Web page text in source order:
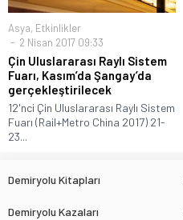
Asya, Etkinlikler
2 Nisan 2017 09:33
Çin Uluslararası Raylı Sistem
Fuarı, Kasım’da Şangay’da
gerçekleştirilecek
12'nci Çin Uluslararası Raylı Sistem
Fuarı (Rail+Metro China 2017) 21-
23...
Demiryolu Kitapları
Demiryolu Kazaları